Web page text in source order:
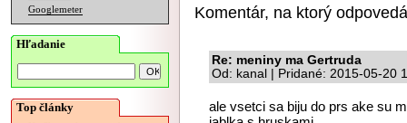
Googlemeter
Hľadanie
Top články
Komentár, na ktorý
Re: meniny ma Gertruda
Od: kanal | Pridané: 2015-05-20
ale vsetci sa biju do prs ake su